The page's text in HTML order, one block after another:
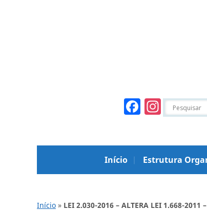
Início Estrutura
Início » LEI 2.030-2016 – ALTERA LEI 1.668-2011